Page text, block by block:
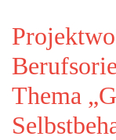
Thema